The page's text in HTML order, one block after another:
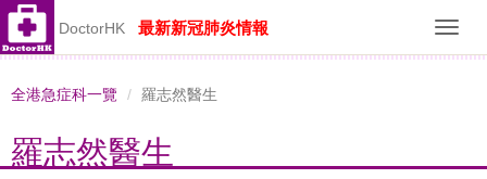
DoctorHK 最新新冠肺炎情報
全港急症科一覽 羅志然醫生
羅志然醫生